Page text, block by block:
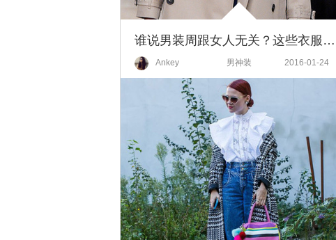
谁说男装周跟女人无关？这些衣服我们也忍不住想买！
Ankey 男神装 2016-01-24